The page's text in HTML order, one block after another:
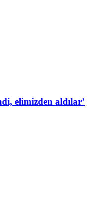
elimizden aldılar’